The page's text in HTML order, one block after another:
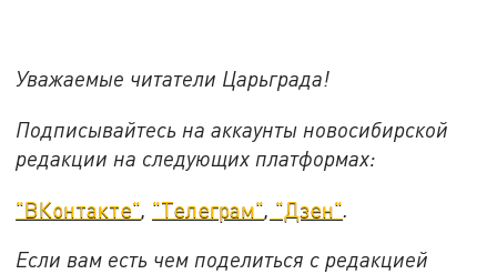
Уважаемые читатели Царьграда!
Подписывайтесь на аккаунты новосибирской
редакции на следующих платформах:
"ВКонтакте" "Телеграм" "Дзен"
Если вам есть чем поделиться с редакцией